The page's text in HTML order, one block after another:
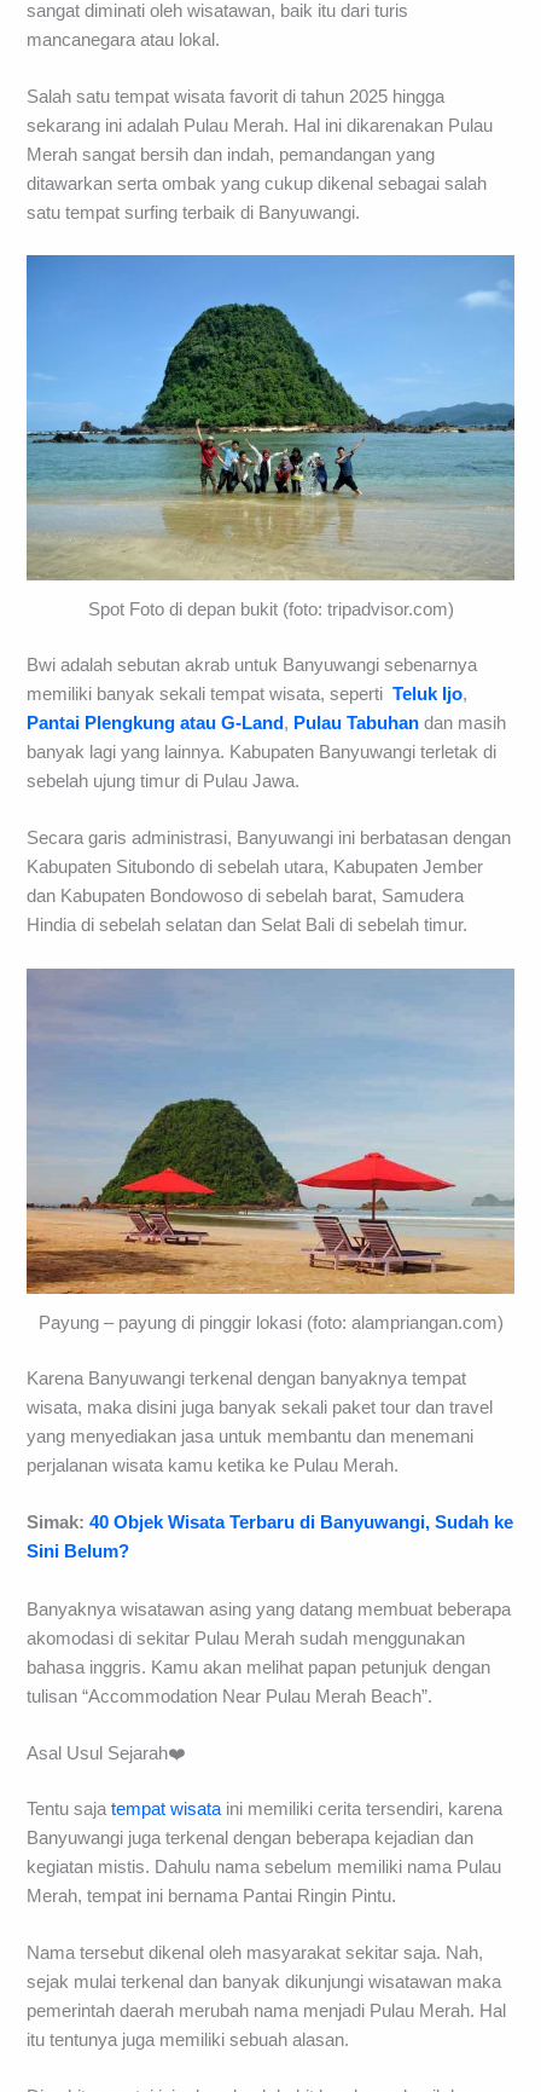
sangat diminati oleh wisatawan, baik itu dari turis
mancanegara atau lokal.
Salah satu tempat wisata favorit di tahun 2025 hingga
sekarang ini adalah Pulau Merah. Hal ini dikarenakan Pulau
Merah sangat bersih dan indah, pemandangan yang
ditawarkan serta ombak yang cukup dikenal sebagai salah
satu tempat surfing terbaik di Banyuwangi.
Spot Foto di depan bukit (foto: tripadvisor.com)
Bwi adalah sebutan akrab untuk Banyuwangi sebenarnya
memiliki banyak sekali tempat wisata, sepertiTeluk Ijo,
Pantai Plengkung atau G-Land , Pulau Tabuhan dan masih
banyak lagi yang lainnya. Kabupaten Banyuwangi terletak di
sebelah ujung timur di Pulau Jawa.
Secara garis administrasi, Banyuwangi ini berbatasan dengan
Kabupaten Situbondo di sebelah utara, Kabupaten Jember
dan Kabupaten Bondowoso di sebelah barat, Samudera
Hindia di sebelah selatan dan Selat Bali di sebelah timur.
Payung – payung di pinggir lokasi (foto: alampriangan.com)
Karena Banyuwangi terkenal dengan banyaknya tempat
wisata, maka disini juga banyak sekali paket tour dan travel
yang menyediakan jasa untuk membantu dan menemani
perjalanan wisata kamu ketika ke Pulau Merah.
Simak:40 Objek Wisata Terbaru di Banyuwangi, Sudah ke
Sini Belum?
Banyaknya wisatawan asing yang datang membuat beberapa
akomodasi di sekitar Pulau Merah sudah menggunakan
bahasa inggris. Kamu akan melihat papan petunjuk dengan
tulisan “Accommodation Near Pulau Merah Beach”.
Asal Usul Sejarah❤️
Tentu sajatempat wisata ini memiliki cerita tersendiri, karena
Banyuwangi juga terkenal dengan beberapa kejadian dan
kegiatan mistis. Dahulu nama sebelum memiliki nama Pulau
Merah, tempat ini bernama Pantai Ringin Pintu.
Nama tersebut dikenal oleh masyarakat sekitar saja. Nah,
sejak mulai terkenal dan banyak dikunjungi wisatawan maka
pemerintah daerah merubah nama menjadi Pulau Merah. Hal
itu tentunya juga memiliki sebuah alasan.